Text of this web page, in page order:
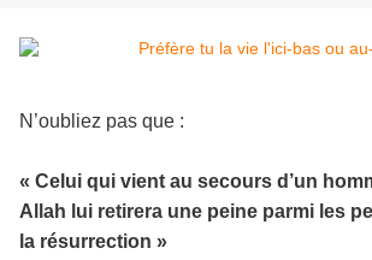
N’oubliez pas que :
« Celui qui vient au secours d’un
Allah lui retirera une peine parmi les
la résurrection »